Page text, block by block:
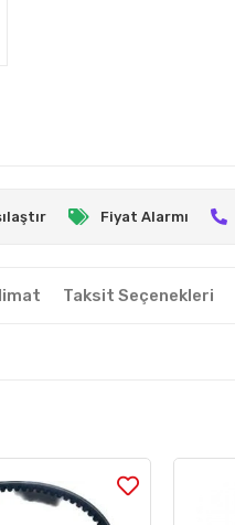
Fiyat Alarmı
Taksit Seçenekleri